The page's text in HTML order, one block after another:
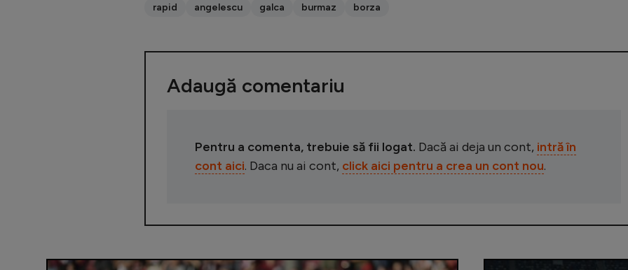
rapid angelescu galca burmaz borza
Adaugă comentariu
Pentru a comenta, trebuie să fii logat. Dacă ai deja un cont, intră în
cont aici. Daca nu ai cont, click aici pentru a crea un cont nou.